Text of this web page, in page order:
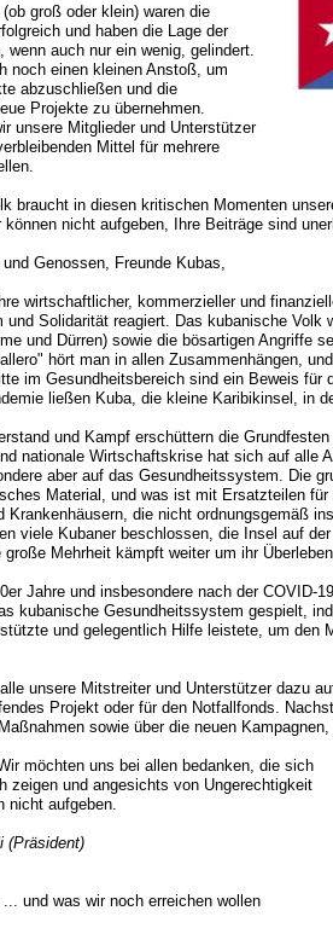
groß oder klein) waren die
und haben die Lage der
wenn auch nur ein wenig, gelindert.
noch einen kleinen Anstoß, um
abzuschließen und die
Projekte zu übernehmen.
unsere Mitglieder und Unterstützer
Mittel für mehrere
braucht in diesen kritischen Momenten
nicht aufgeben, Ihre Beiträge sind
Genossen, Freunde Kubas,
wirtschaftlicher, kommerzieller und
Solidarität reagiert. Das kubanische Volk
und Dürren) sowie die bösartigen Angriffe
hört man in allen Zusammenhängen,
im Gesundheitsbereich sind ein Beweis für
ließen Kuba, die kleine Karibikinsel, in
und Kampf erschüttern die
nationale Wirtschaftskrise hat sich auf alle
aber auf das Gesundheitssystem. Die
Material, und was ist mit Ersatzteilen
Krankenhäusern, die nicht ordnungsgemäß
viele Kubaner beschlossen, die Insel auf
Mehrheit kämpft weiter um ihr
Jahre und insbesondere nach der COVID-
kubanische Gesundheitssystem gespielt,
und gelegentlich Hilfe leistete, um den
unsere Mitstreiter und Unterstützer dazu
Projekt oder für den Notfallfonds.
sowie über die neuen
möchten uns bei allen bedanken, die sich
zeigen und angesichts von Ungerechtigkeit
nicht aufgeben.
(Präsident)
und was wir noch erreichen wollen